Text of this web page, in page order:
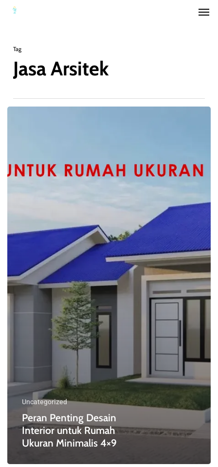
Skip
content
Tag
Jasa Arsitek
Uncategorized
Peran Penting Desain
Interior untuk Rumah
Ukuran Minimalis 4×9